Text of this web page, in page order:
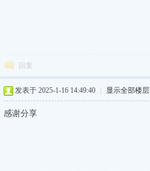
回复
发表于 2025-1-16 14:49:40 显示全部楼层
感谢分享